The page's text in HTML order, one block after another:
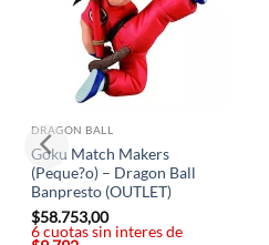
DRAGON BALL
Goku Match Makers
(Peque?o) – Dragon Ball
Banpresto (OUTLET)
$58.753,00
6 cuotas sin interes de